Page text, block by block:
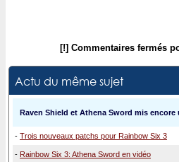
[!] Commentaires fermés
Actu du même sujet
Raven Shield et Athena Sword mis encore
- Trois nouveaux patchs pour Rainbow Six 3
- Rainbow Six 3: Athena Sword en vidéo